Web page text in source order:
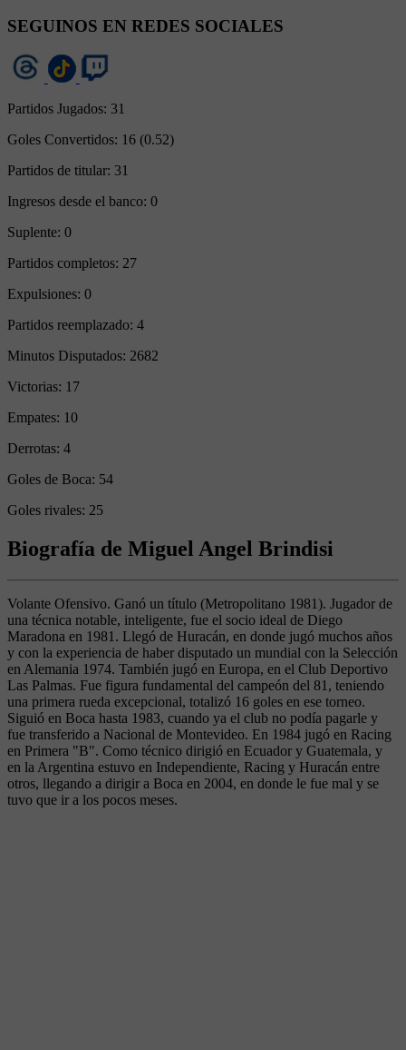
SEGUINOS EN REDES SOCIALES
Partidos Jugados: 31
Goles Convertidos: 16 (0.52)
Partidos de titular: 31
Ingresos desde el banco: 0
Suplente: 0
Partidos completos: 27
Expulsiones: 0
Partidos reemplazado: 4
Minutos Disputados: 2682
Victorias: 17
Empates: 10
Derrotas: 4
Goles de Boca: 54
Goles rivales: 25
Biografía de Miguel Angel Brindisi
Volante Ofensivo. Ganó un título (Metropolitano 1981). Jugador de
una técnica notable, inteligente, fue el socio ideal de Diego
Maradona en 1981. Llegó de Huracán, en donde jugó muchos años
y con la experiencia de haber disputado un mundial con la Selección
en Alemania 1974. También jugó en Europa, en el Club Deportivo
Las Palmas. Fue figura fundamental del campeón del 81, teniendo
una primera rueda excepcional, totalizó 16 goles en ese torneo.
Siguió en Boca hasta 1983, cuando ya el club no podía pagarle y
fue transferido a Nacional de Montevideo. En 1984 jugó en Racing
en Primera "B". Como técnico dirigió en Ecuador y Guatemala, y
en la Argentina estuvo en Independiente, Racing y Huracán entre
otros, llegando a dirigir a Boca en 2004, en donde le fue mal y se
tuvo que ir a los pocos meses.